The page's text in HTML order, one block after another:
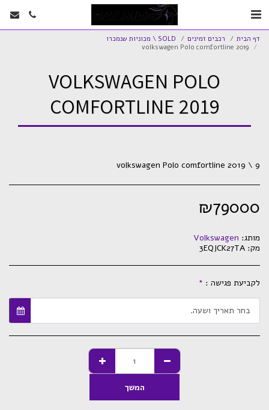
דף הבית רכבים זמינים
SOLD \ מכוניות שנמכרו
volkswagen Polo comfortline 2019
VOLKSWAGEN POLO
COMFORTLINE 2019
volkswagen Polo comfortline 2019 \ 9
₪79000
מותג: Volkswagen
מק: 3EQJCK27TA
לקביעת פגישה : *
בחר תאריך ושעה.
המשך